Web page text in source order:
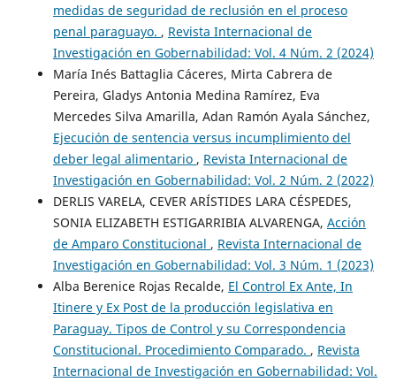
medidas de seguridad de reclusión en el proceso
penal paraguayo. , Revista Internacional de
Investigación en Gobernabilidad: Vol. 4 Núm. 2 (2024)
María Inés Battaglia Cáceres, Mirta Cabrera de
Pereira, Gladys Antonia Medina Ramírez, Eva
Mercedes Silva Amarilla, Adan Ramón Ayala Sánchez,
Ejecución de sentencia versus incumplimiento del
deber legal alimentario , Revista Internacional de
Investigación en Gobernabilidad: Vol. 2 Núm. 2 (2022)
DERLIS VARELA, CEVER ARÍSTIDES LARA CÉSPEDES,
SONIA ELIZABETH ESTIGARRIBIA ALVARENGA, Acción
de Amparo Constitucional , Revista Internacional de
Investigación en Gobernabilidad: Vol. 3 Núm. 1 (2023)
Alba Berenice Rojas Recalde, El Control Ex Ante, In
Itinere y Ex Post de la producción legislativa en
Paraguay. Tipos de Control y su Correspondencia
Constitucional. Procedimiento Comparado. , Revista
Internacional de Investigación en Gobernabilidad: Vol.